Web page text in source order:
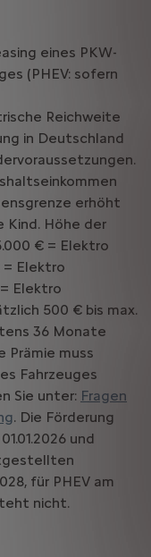
eines PKW-
(PHEV: sofern
Reichweite
in Deutschland
erhöht
Kind. Höhe der
€ = Elektro
= Elektro
Elektro
500 € bis max.
36 Monate
Prämie muss
Fahrzeuges
Sie unter: Fragen
. Die Förderung
und
für PHEV am
nicht.